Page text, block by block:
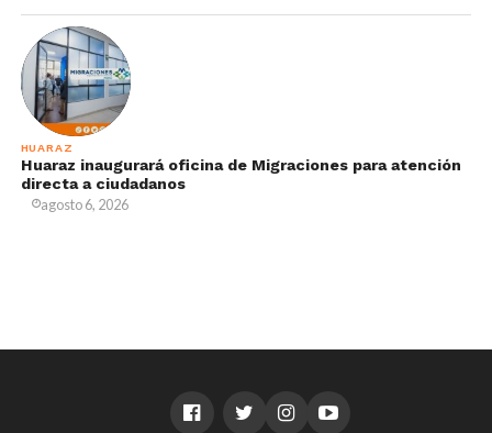
HUARAZ
Huaraz inaugurará oficina de Migraciones para atención
directa a ciudadanos
agosto 6, 2026